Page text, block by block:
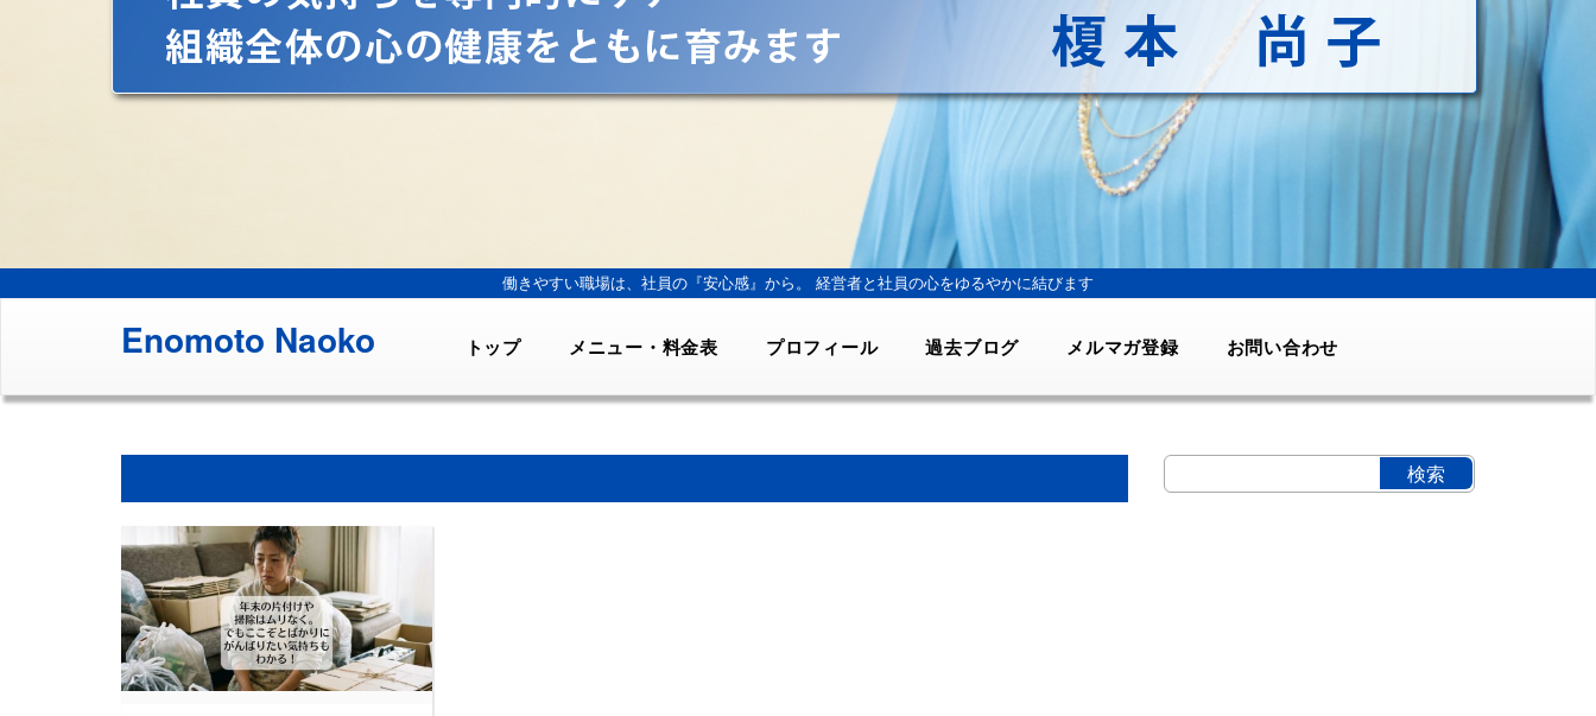
働きやすい職場は、社員の『安心感』から。 経営者と社員の心をゆるやかに結びます
Enomoto Naoko トップ メニュー・料金表 プロフィール 過去ブログ メルマガ登録 お問い合わせ